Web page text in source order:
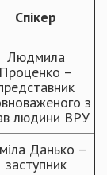
Спікер
Людмила
Проценко –
з
людини ВРУ
Данько –
заступник